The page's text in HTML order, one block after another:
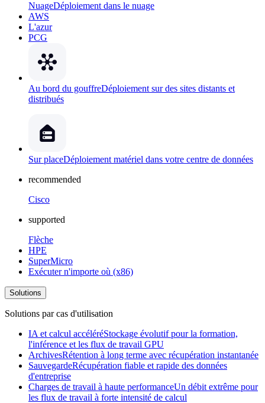
NuageDéploiement dans le nuage
AWS
L'azur
PCG
Au bord du gouffreDéploiement sur des sites distants et
distribués
Sur placeDéploiement matériel dans votre centre de données
recommended
Cisco
supported
Flèche
HPE
SuperMicro
Exécuter n'importe où (x86)
Solutions
Solutions par cas d'utilisation
IA et calcul accéléréStockage évolutif pour la formation,
l'inférence et les flux de travail GPU
ArchivesRétention à long terme avec récupération instantanée
SauvegardeRécupération fiable et rapide des données
d'entreprise
Charges de travail à haute performanceUn débit extrême pour
les flux de travail à forte intensité de calcul